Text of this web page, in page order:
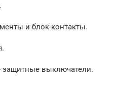
и блок-контакты.
защитные выключатели.